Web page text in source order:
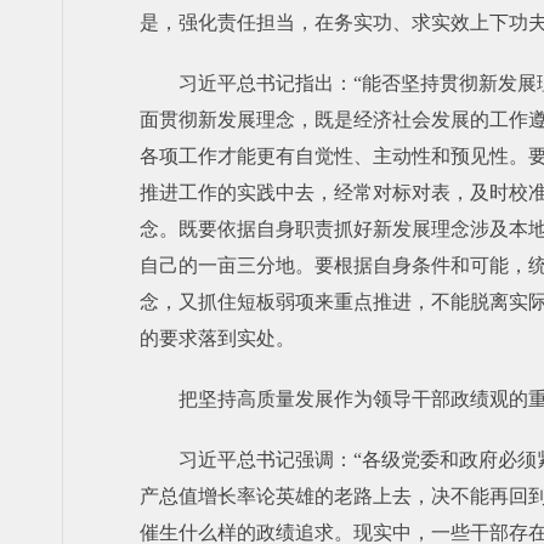
是，强化责任担当，在务实功、求实效上下功
习近平总书记指出：“能否坚持贯彻新发展
面贯彻新发展理念，既是经济社会发展的工作
各项工作才能更有自觉性、主动性和预见性。
推进工作的实践中去，经常对标对表，及时校
念。既要依据自身职责抓好新发展理念涉及本
自己的一亩三分地。要根据自身条件和可能，
念，又抓住短板弱项来重点推进，不能脱离实
的要求落到实处。
把坚持高质量发展作为领导干部政绩观的
习近平总书记强调：“各级党委和政府必
产总值增长率论英雄的老路上去，决不能再回
催生什么样的政绩追求。现实中，一些干部存